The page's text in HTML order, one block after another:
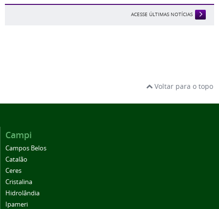
ACESSE ÚLTIMAS NOTÍCIAS
Voltar para o topo
Campi
Campos Belos
Catalão
Ceres
Cristalina
Hidrolândia
Ipameri